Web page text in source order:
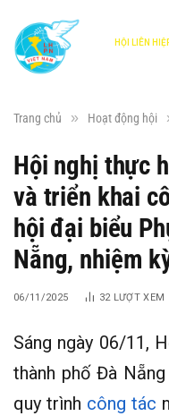
HỘI LIÊN
Trang chủ » Hoạt động hội
Hội nghị thực
và triển khai
hội đại biểu
Nẵng, nhiệm
06/11/2025 32 LƯỢT XEM
Sáng ngày 06/11,
thành phố Đà
quy trình công tác